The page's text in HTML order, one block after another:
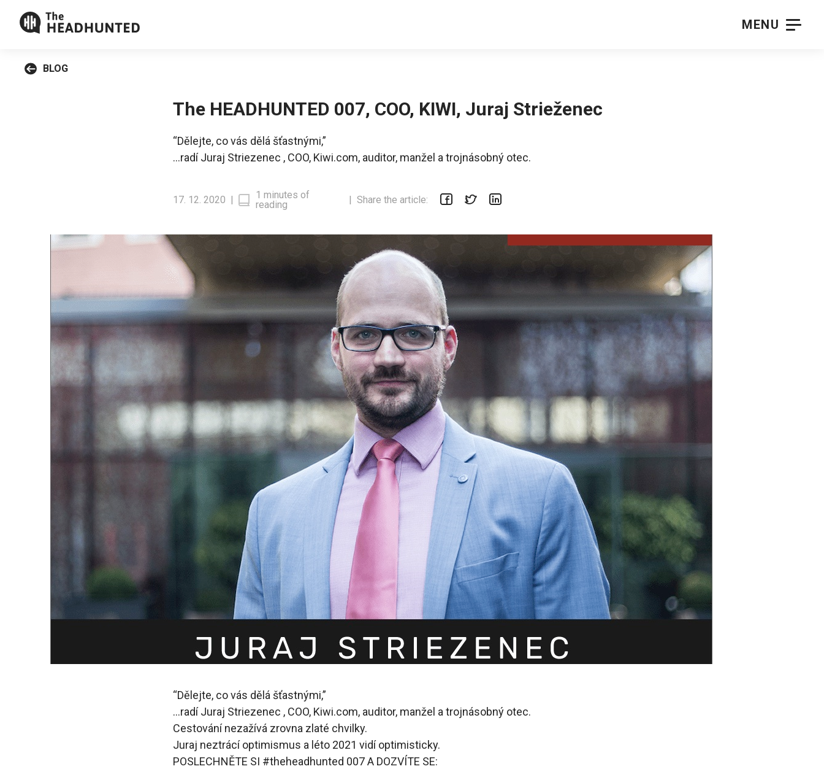
MENU
BLOG
The HEADHUNTED 007, COO, KIWI, Juraj Strieženec
“Dělejte, co vás dělá šťastnými,”
…radí Juraj Striezenec , COO, Kiwi.com, auditor, manžel a trojnásobný otec.
17. 12. 2020 |
1 minutes of
reading
| Share the article:
“Dělejte, co vás dělá šťastnými,”
…radí Juraj Striezenec , COO, Kiwi.com, auditor, manžel a trojnásobný otec.
Cestování nezažívá zrovna zlaté chvilky.
Juraj neztrácí optimismus a léto 2021 vidí optimisticky.
POSLECHNĚTE SI #theheadhunted 007 A DOZVÍTE SE: